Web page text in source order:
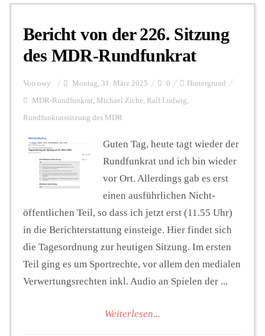
Personalien
Hintergrund
FUNKTURM-Beiträge
Podcast
Seminare
Unterstützen
Bericht von der 226. Sitzung
des MDR-Rundfunkrat
Von owy Montag, 31. März 2025 0 Hintergrund
MDR-Rundfunkrat, Michael Ziche, Ralf Ludwig,
Rundfunkratssitzung des MDR
Guten Tag, heute tagt wieder der
Rundfunkrat und ich bin wieder
vor Ort. Allerdings gab es erst
einen ausführlichen Nicht-
öffentlichen Teil, so dass ich jetzt erst (11.55 Uhr)
in die Berichterstattung einsteige. Hier findet sich
die Tagesordnung zur heutigen Sitzung. Im ersten
Teil ging es um Sportrechte, vor allem den medialen
Verwertungsrechten inkl. Audio an Spielen der ...
Weiterlesen...